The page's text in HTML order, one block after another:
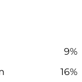
9%
16%